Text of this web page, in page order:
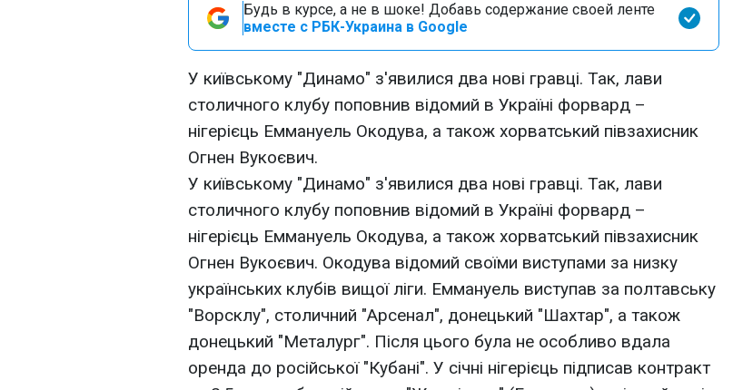
Будь в курсе, а не в шоке! Добавь содержание своей ленте
вместе с РБК-Украина в Google
У київському "Динамо" з'явилися два нові гравці. Так, лави
столичного клубу поповнив відомий в Україні форвард –
нігерієць Еммануель Окодува, а також хорватський півзахисник
Огнен Вукоєвич.
У київському "Динамо" з'явилися два нові гравці. Так, лави
столичного клубу поповнив відомий в Україні форвард –
нігерієць Еммануель Окодува, а також хорватський півзахисник
Огнен Вукоєвич. Окодува відомий своїми виступами за низку
українських клубів вищої ліги. Еммануель виступав за полтавську
"Ворсклу", столичний "Арсенал", донецький "Шахтар", а також
донецький "Металург". Після цього була не особливо вдала
оренда до російської "Кубані". У січні нігерієць підписав контракт